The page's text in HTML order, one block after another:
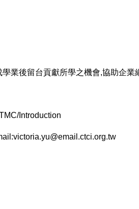
業後留台貢獻所學之機會,協助企業
Introduction